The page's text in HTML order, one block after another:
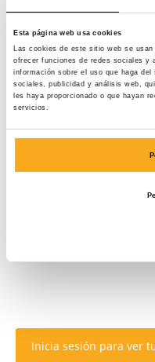
Esta página web usa cookies
Las cookies de este sitio web se
ofrecer funciones de redes sociales y
información sobre el uso que haga
sociales, publicidad y análisis web,
les haya proporcionado o que hayan
servicios.
Inicia sesión para ver